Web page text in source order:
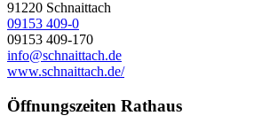
91220 Schnaittach
09153 409-0
09153 409-170
info@schnaittach.de
www.schnaittach.de/
Öffnungszeiten Rathaus